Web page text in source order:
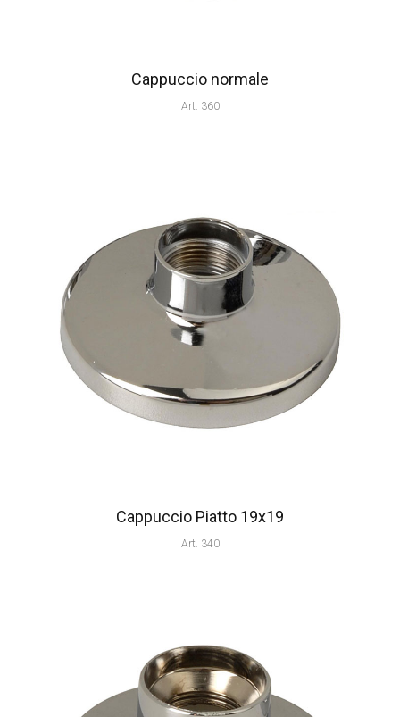
Cappuccio normale
Art. 360
Cappuccio Piatto 19x19
Art. 340